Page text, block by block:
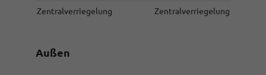
Zentralverriegelung
Zentralverriegelung
Außen